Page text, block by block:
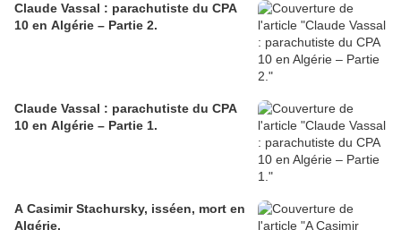
Claude Vassal : parachutiste du CPA
10 en Algérie – Partie 2.
Claude Vassal : parachutiste du CPA
10 en Algérie – Partie 1.
A Casimir Stachursky, isséen, mort en
Algérie.